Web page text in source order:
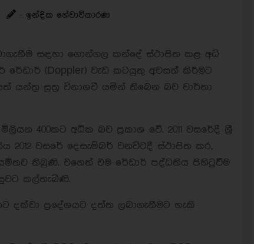
- ඉන්දික හේවාවිතාරණ
සඳහා ගොන්ගල කන්දේ ස්ථාපිත කළ අධි
(Doppler) වැඩ කටයුතු අවසන් කිරීමට
සූත්‍ර විනාශවී යමින් තිබෙන බව වාර්තා
400කට අධික බව ප්‍රකාශ වේ. 2011 වසරේදී ශ්‍රී
2012 වසරේ දෙසැම්බර් වනවිටදී ස්ථාපිත කර,
තිබුණි. එහෙත් එම රේඩාර් පද්ධතිය පිහිටුවීම
කල්තැබිණි.
ප්‍රදේශයට දත්ත ලබාගැනීමට හැකි